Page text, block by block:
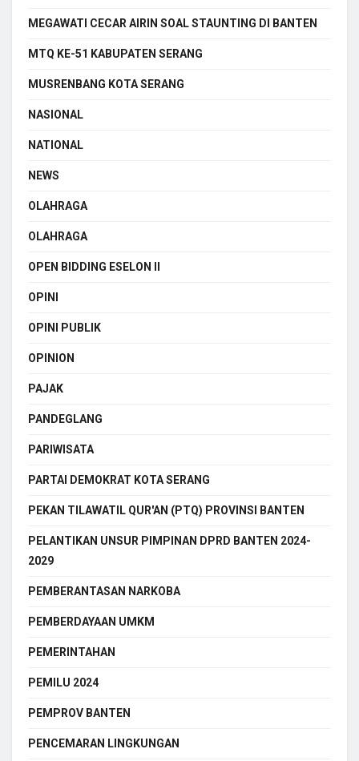
MEGAWATI CECAR AIRIN SOAL STAUNTING DI BANTEN
MTQ KE-51 KABUPATEN SERANG
MUSRENBANG KOTA SERANG
NASIONAL
NATIONAL
NEWS
OLAHRAGA
OLAHRAGA
OPEN BIDDING ESELON II
OPINI
OPINI PUBLIK
OPINION
PAJAK
PANDEGLANG
PARIWISATA
PARTAI DEMOKRAT KOTA SERANG
PEKAN TILAWATIL QUR'AN (PTQ) PROVINSI BANTEN
PELANTIKAN UNSUR PIMPINAN DPRD BANTEN 2024-
2029
PEMBERANTASAN NARKOBA
PEMBERDAYAAN UMKM
PEMERINTAHAN
PEMILU 2024
PEMPROV BANTEN
PENCEMARAN LINGKUNGAN